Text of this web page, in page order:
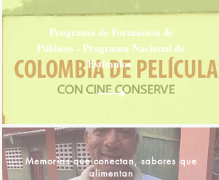
Programa de Formación de
Públicos - Programa Nacional de
Estímulos
Memorias que conectan, sabores que
alimentan